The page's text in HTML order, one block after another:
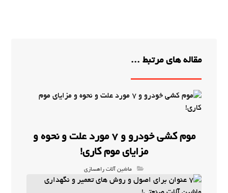
مقاله های مرتبط ...
موم کشی خودرو و 7 مورد علت و نحوه و
مزایای موم کاری!
ماشین آلات راهسازی